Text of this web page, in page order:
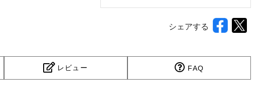
シェアする
レビュー FAQ